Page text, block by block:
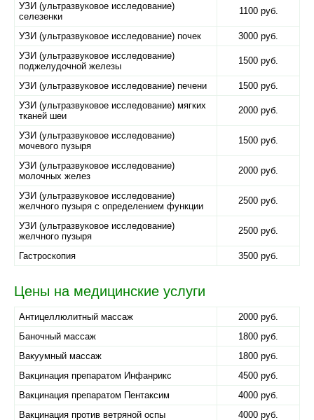
УЗИ (ультразвуковое исследование)
селезенки
1100 руб.
УЗИ (ультразвуковое исследование) почек
3000 руб.
УЗИ (ультразвуковое исследование)
поджелудочной железы
1500 руб.
УЗИ (ультразвуковое исследование) печени
1500 руб.
УЗИ (ультразвуковое исследование) мягких
тканей шеи
2000 руб.
УЗИ (ультразвуковое исследование)
мочевого пузыря
1500 руб.
УЗИ (ультразвуковое исследование)
молочных желез
2000 руб.
УЗИ (ультразвуковое исследование)
желчного пузыря с определением функции
2500 руб.
УЗИ (ультразвуковое исследование)
желчного пузыря
2500 руб.
Гастроскопия 3500 руб.
Цены на медицинские услуги
Антицеллюлитный массаж
2000 руб.
Баночный массаж
1800 руб.
Вакуумный массаж
1800 руб.
Вакцинация препаратом Инфанрикс
4500 руб.
Вакцинация препаратом Пентаксим
4000 руб.
Вакцинация против ветряной оспы
4000 руб.